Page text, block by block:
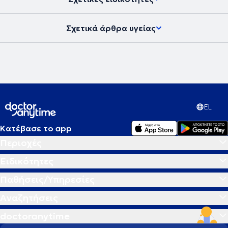
Σχετικά άρθρα υγείας
EL
Κατέβασε το app